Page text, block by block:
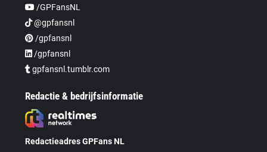
/GPFansNL
@gpfansnl
/gpfansnl
/gpfansnl
gpfansnl.tumblr.com
Redactie & bedrijfsinformatie
Redactieadres GPFans NL